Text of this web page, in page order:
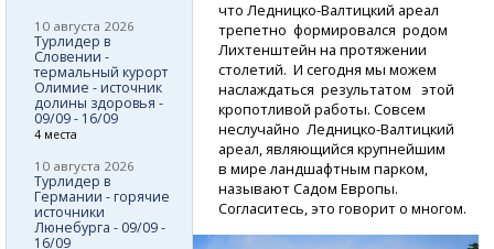
чтоЛедницко-Валтицкий ареал
трепетно формировался родом
Лихтенштейн на протяжении
столетий. И сегодня мы можем
наслаждаться результатом этой
кропотливой работы. Совсем
неслучайноЛедницко-Валтицкий
ареал, являющийся крупнейшим
в мире ландшафтным парком,
называют Садом Европы.
Согласитесь, это говорит о многом.
10 августа 2026
Турлидер в
Словении -
термальный курорт
Олимие - источник
долины здоровья -
09/09 - 16/09
4 места
10 августа 2026
Турлидер в
Германии - горячие
источники
Люнебурга - 09/09 -
16/09